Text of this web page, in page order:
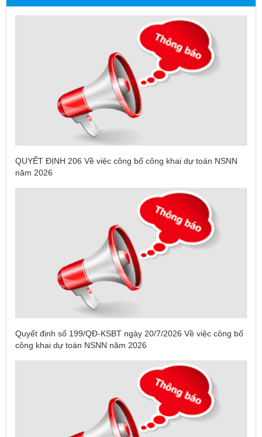
QUYẾT ĐỊNH 206 Về việc công bố công khai dự toán NSNN
năm 2026
Quyết định số 199/QĐ-KSBT ngày 20/7/2026 Về việc công bố
công khai dự toán NSNN năm 2026